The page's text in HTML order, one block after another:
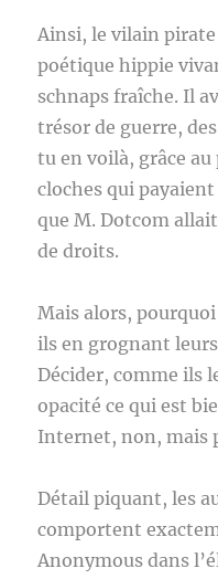
Ainsi, le vilain
poétique hippie
schnaps fraîche. Il
trésor de guerre,
tu en voilà, grâce
cloches qui
que M. Dotcom
de droits.
Mais alors,
ils en grognant
Décider, comme ils
opacité ce qui est
Internet, non, mais
Détail piquant, les
comportent
Anonymous dans